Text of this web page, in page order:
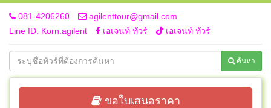
081-4206260
agilenttour@gmail.com
Line ID: Korn.agilent
เอเจนท์ ทัวร์ เอเจนท์ ทัวร์
ค้นหา
ขอใบเสนอราคา